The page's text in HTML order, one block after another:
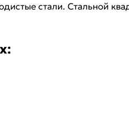
стали. Стальной